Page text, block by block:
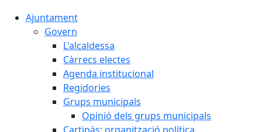
Ajuntament
Govern
L'alcaldessa
Càrrecs electes
Agenda institucional
Regidories
Grups municipals
Opinió dels grups municipals